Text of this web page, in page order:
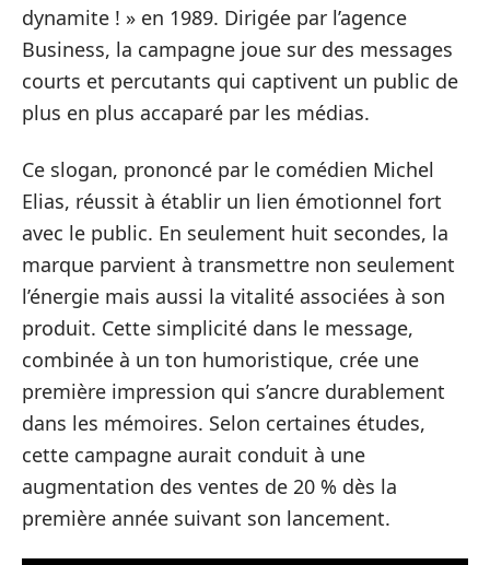
dynamite ! » en 1989. Dirigée par l’agence
Business, la campagne joue sur des messages
courts et percutants qui captivent un public de
plus en plus accaparé par les médias.
Ce slogan, prononcé par le comédien Michel
Elias, réussit à établir un lien émotionnel fort
avec le public. En seulement huit secondes, la
marque parvient à transmettre non seulement
l’énergie mais aussi la vitalité associées à son
produit. Cette simplicité dans le message,
combinée à un ton humoristique, crée une
première impression qui s’ancre durablement
dans les mémoires. Selon certaines études,
cette campagne aurait conduit à une
augmentation des ventes de 20 % dès la
première année suivant son lancement.